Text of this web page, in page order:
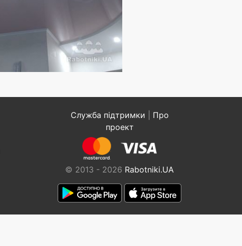
Служба підтримки
Про
проект
© 2013 - 2026 Rabotniki.UA